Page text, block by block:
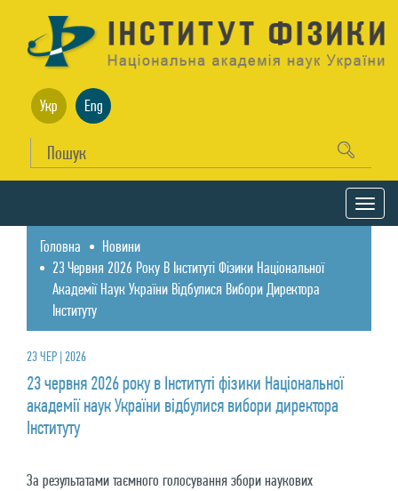
Укр Eng
Головна
Новини
23 Червня 2026 Року В Інституті Фізики Національної
Академії Наук України Відбулися Вибори Директора
Інституту
23 ЧЕР | 2026
23 червня 2026 року в Інституті фізики Національної
академії наук України відбулися вибори директора
Інституту
За результатами таємного голосування збори наукових